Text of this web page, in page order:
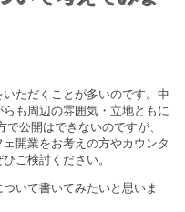
ただくことが多いのです。中
も周辺の雰囲気・立地ともに
公開はできないのですが、
開業をお考えの方やカウンタ
ご検討ください。
いて書いてみたいと思いま